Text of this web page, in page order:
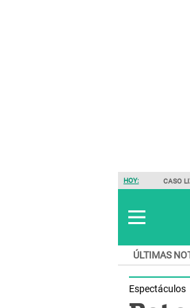
HOY: CASO
ÚLTIMAS
Espectáculos